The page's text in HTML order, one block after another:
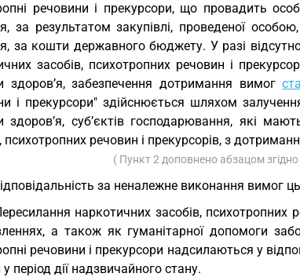
речовини і прекурсори, що провадить
за результатом закупівлі, проведеної
за кошти державного бюджету. У разі
засобів, психотропних речовин і
здоров’я, забезпечення дотримання вимог
і прекурсори" здійснюється шляхом
здоров’я, суб’єктів господарювання, які
психотропних речовин і прекурсорів, з
( Пункт 2 доповнено абзацом
за неналежне виконання вимог
наркотичних засобів, психотропних
а також як гуманітарної допомоги
речовини і прекурсори надсилаються у
у період дії надзвичайного стану.